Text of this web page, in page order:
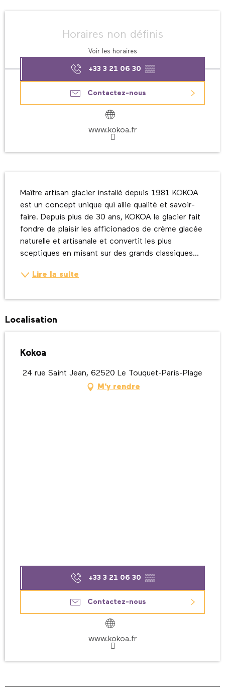
Horaires non définis
Voir les horaires
+33 3 21 06 30 ▒▒
Contactez-nous
www.kokoa.fr
Maître artisan glacier installé depuis 1981 KOKOA
est un concept unique qui allie qualité et savoir-
faire. Depuis plus de 30 ans, KOKOA le glacier fait
fondre de plaisir les afficionados de crème glacée
naturelle et artisanale et convertit les plus
sceptiques en misant sur des grands classiques...
Lire la suite
Localisation
Kokoa
24 rue Saint Jean, 62520 Le Touquet-Paris-Plage
M'y rendre
+33 3 21 06 30 ▒▒
Contactez-nous
www.kokoa.fr